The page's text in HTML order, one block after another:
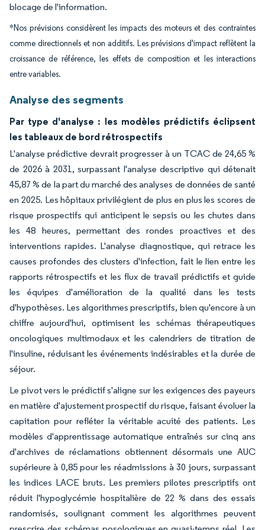
blocage de l'information.
*Nos prévisions considèrent les impacts des moteurs et des contraintes
comme directionnels et non additifs. Les prévisions d'impact reflètent la
croissance de référence, les effets de composition et les interactions
entre variables.
Analyse des segments
Par type d'analyse : les modèles prédictifs éclipsent
les tableaux de bord rétrospectifs
L'analyse prédictive devrait progresser à un TCAC de 24,65 %
de 2026 à 2031, surpassant l'analyse descriptive qui détenait
45,87 % de la part du marché des analyses de données de santé
en 2025. Les hôpitaux privilégient de plus en plus les scores de
risque prospectifs qui anticipent le sepsis ou les chutes dans
les 48 heures, permettant des rondes proactives et des
interventions rapides. L'analyse diagnostique, qui retrace les
causes profondes des clusters d'infection, fait le lien entre les
rapports rétrospectifs et les flux de travail prédictifs et guide
les équipes d'amélioration de la qualité dans les tests
d'hypothèses. Les algorithmes prescriptifs, bien qu'encore à un
chiffre aujourd'hui, optimisent les schémas thérapeutiques
oncologiques multimodaux et les calendriers de titration de
l'insuline, réduisant les événements indésirables et la durée de
séjour.
Le pivot vers le prédictif s'aligne sur les exigences des payeurs
en matière d'ajustement prospectif du risque, faisant évoluer la
capitation pour refléter la véritable acuité des patients. Les
modèles d'apprentissage automatique entraînés sur cinq ans
d'archives de réclamations obtiennent désormais une AUC
supérieure à 0,85 pour les réadmissions à 30 jours, surpassant
les indices LACE bruts. Les premiers pilotes prescriptifs ont
réduit l'hypoglycémie hospitalière de 22 % dans des essais
randomisés, soulignant comment les algorithmes peuvent